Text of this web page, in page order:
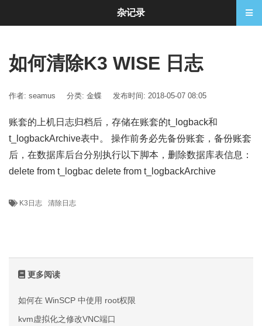
如何清除K3 WISE 日志
作者: seamus 分类: 金蝶 发布时间: 2018-05-07 08:05
账套的上机日志归档后，存储在账套的t_logback和
t_logbackArchive表中。 操作前务必先备份账套，备份账套
后，在数据库后台分别执行以下脚本，删除数据库表信息：
delete from t_logbac delete from t_logbackArchive
K3日志 清除日志
更多阅读
如何在 WinSCP 中使用 root权限
kvm虚拟化之修改VNC端口
杂记录